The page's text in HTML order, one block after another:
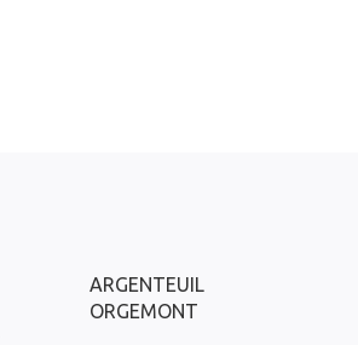
ARGENTEUIL
ORGEMONT